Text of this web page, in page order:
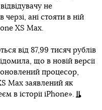
не
ані стояти в ній
XS Max.
від 87,99 тисяч рублів
що в новій версії
процесор,
Max заявлений як
в історії iPhone».